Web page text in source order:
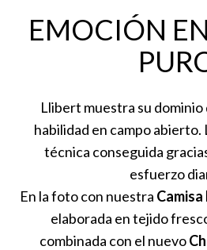
EMOCIÓN
Llibert muestra su dominio
habilidad en campo abierto.
técnica conseguida
esfuerzo
En la foto con nuestra
elaborada en tejido
combinada con el nuevo